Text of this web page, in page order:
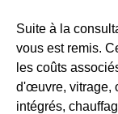
Suite à la
vous est remis.
les coûts
d'œuvre, vitrage,
intégrés,